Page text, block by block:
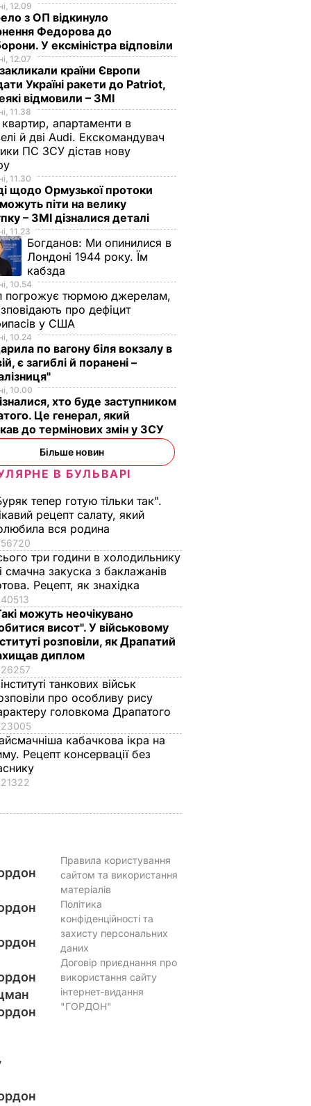
від
Який вигляд має 59-
танцівник" Ваккі та
що про нього
говорить його 31-
річна дружина. Фото
6 серпня, 10.58 БУЛЬВАР
12.09
з ОП відкинуло
Федорова до
У ексміністра відповіли
12.07
країни Європи
Україні ракети до Patriot,
відмовили – ЗМІ
11.38
квартир, апартаменти в
й дві Audi. Екскомандувач
ПС ЗСУ дістав нову
11.30
щодо Ормузької протоки
можуть піти на велику
– ЗМІ дізналися деталі
11.23
Богданов: Ми опинилися в
Лондоні 1944 року. Їм
кабзда
10.54
погрожує тюрмою джерелам,
про дефіцит
у США
10.24
по вагону біля вокзалу в
є загиблі й поранені –
10.00
хто буде заступником
Це генерал, який
до термінових змін у ЗСУ
Більше новин
В БУЛЬВАРІ
тепер готую тільки так".
рецепт салату, який
вся родина
56720
три години в холодильнику
смачна закуска з баклажанів
Рецепт, як знахідка
40513
можуть неочікувано
висот". У військовому
розповіли, як Драпатий
диплом
26257
танкових військ
про особливу рису
головкома Драпатого
23005
кабачкова ікра на
Рецепт консервації без
21322
Правила користування
сайтом та використання
матеріалів
Політика
конфіденційності та
захисту персональних
даних
Договір приєднання про
використання сайту
інтернет-видання
"ГОРДОН"